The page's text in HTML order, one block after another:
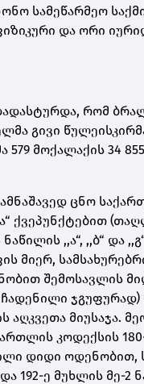
სამეწარმეო
და ორი
რომ
გივი
მოქალაქის 34
ცნო
ქვეპუნქტებით
,,ა“, ,,ბ“ და
მიერ,
შემოსავლის
ჩადენილი
აღკვეთა მიუსაჯა.
კოდექსის 180-
დიდი ოდენობით,
192-ე მუხლის მე-2